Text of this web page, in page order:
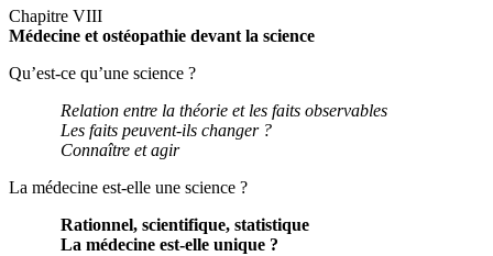
Chapitre VIII
Médecine et ostéopathie devant la science
Qu’est-ce qu’une science ?
Relation entre la théorie et les faits observables
Les faits peuvent-ils changer ?
Connaître et agir
La médecine est-elle une science ?
Rationnel, scientifique, statistique
La médecine est-elle unique ?